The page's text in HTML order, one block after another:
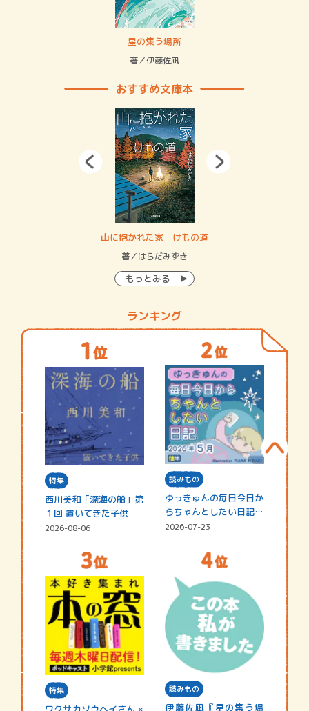
星の集う場所
著／伊藤佐凪
おすすめ文庫本
山に抱かれた家 けもの道
著／はらだみずき
もっとみる
ランキング
特集
西川美和「深海の船」第
１回 置いてきた子供
2026-08-06
読みもの
ゆっきゅんの毎日今日か
らちゃんとしたい日記
☆202…
2026-07-23
特集 読みもの
伊藤佐凪『星の集う場